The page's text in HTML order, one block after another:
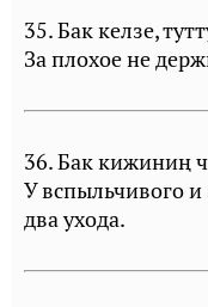
35. Бак келзе,
За плохое не
36. Бак кижиниң
У вспыльчивого
два ухода.